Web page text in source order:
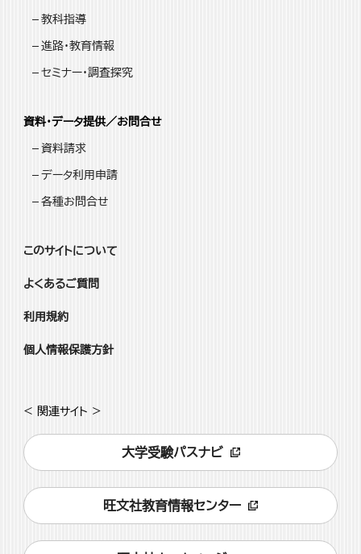
教科指導
進路・教育情報
セミナー・調査探究
資料・データ提供／お問合せ
資料請求
データ利用申請
各種お問合せ
このサイトについて
よくあるご質問
利用規約
個人情報保護方針
< 関連サイト >
大学受験パスナビ
旺文社教育情報センター